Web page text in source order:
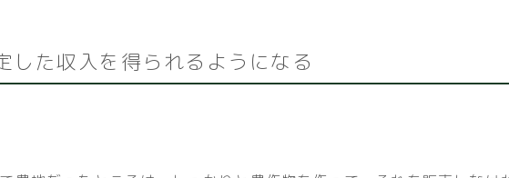
した収入を得られるようになる